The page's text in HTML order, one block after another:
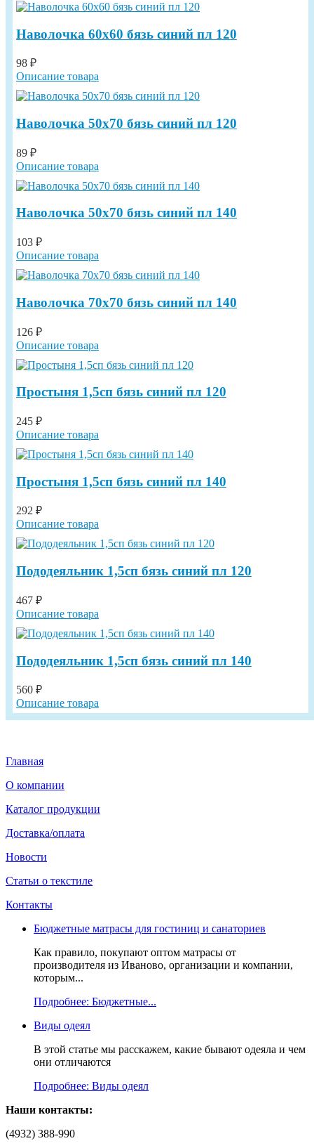
Наволочка 60х60 бязь синий пл 120
98 ₽
Описание товара
Наволочка 50х70 бязь синий пл 120
89 ₽
Описание товара
Наволочка 50х70 бязь синий пл 140
103 ₽
Описание товара
Наволочка 70х70 бязь синий пл 140
126 ₽
Описание товара
Простыня 1,5сп бязь синий пл 120
245 ₽
Описание товара
Простыня 1,5сп бязь синий пл 140
292 ₽
Описание товара
Пододеяльник 1,5сп бязь синий пл 120
467 ₽
Описание товара
Пододеяльник 1,5сп бязь синий пл 140
560 ₽
Описание товара
Главная
О компании
Каталог продукции
Доставка/оплата
Новости
Статьи о текстиле
Контакты
Бюджетные матрасы для гостиниц и санаториев
Как правило, покупают оптом матрасы от
производителя из Иваново, организации и компании,
которым...
Подробнее: Бюджетные...
Виды одеял
В этой статье мы расскажем, какие бывают одеяла и чем
они отличаются
Подробнее: Виды одеял
Наши контакты:
(4932) 388-990